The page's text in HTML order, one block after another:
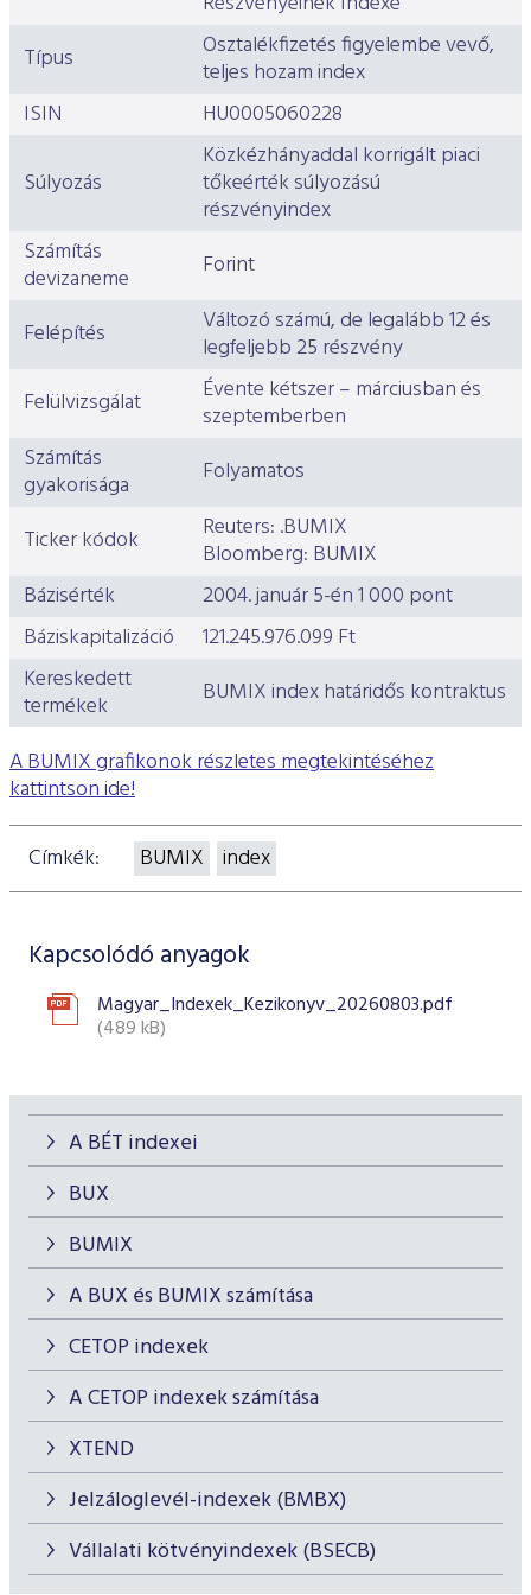
ESG Útmutató
A BÉT indexei
BUX
BUMIX
A BUX és BUMIX számítása
CETOP indexek
A CETOP indexek számítása
XTEND
Jelzáloglevél-indexek (BMBX)
Vállalati kötvényindexek (BSECB)
Típus
Osztalékfizetés figyelembe vevő,
teljes hozam index
ISIN
HU0005060228
Súlyozás
Közkézhányaddal korrigált piaci
tőkeérték súlyozású
részvényindex
Számítás
devizaneme
Forint
Felépítés
Változó számú, de legalább 12 és
legfeljebb 25 részvény
Felülvizsgálat
Évente kétszer – márciusban és
szeptemberben
Számítás
gyakorisága
Folyamatos
Ticker kódok
Reuters: .BUMIX
Bloomberg: BUMIX
Bázisérték
2004. január 5-én 1 000 pont
Báziskapitalizáció
121.245.976.099 Ft
Kereskedett
termékek BUMIX index határidős kontraktus
A BUMIX grafikonok részletes megtekintéséhez
kattintson ide!
Címkék:
BUMIX index
Kapcsolódó anyagok
Magyar_Indexek_Kezikonyv_20260803.pdf
(489 kB)